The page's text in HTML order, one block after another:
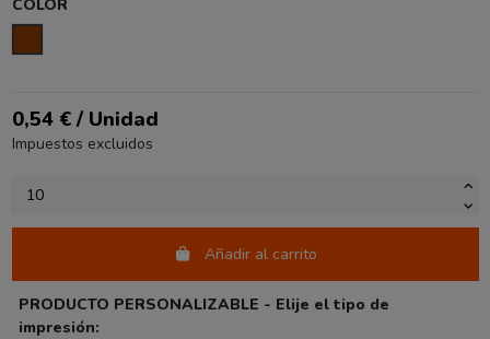
COLOR
0,54 € / Unidad
Impuestos excluidos
Añadir al carrito
PRODUCTO PERSONALIZABLE - Elije el tipo de
impresión: